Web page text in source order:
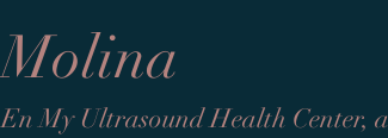
Molina
En My Ultrasound Health Center,